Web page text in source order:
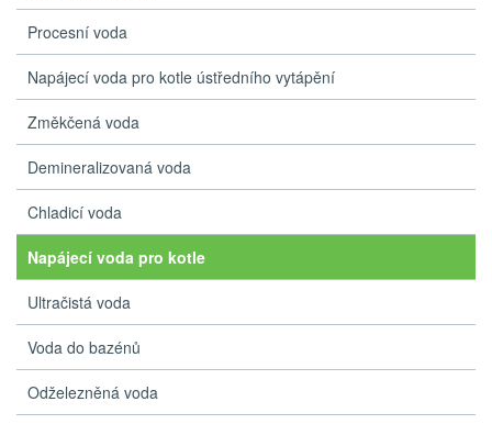
Procesní voda
Napájecí voda pro kotle ústředního vytápění
Změkčená voda
Demineralizovaná voda
Chladicí voda
Napájecí voda pro kotle
Ultračistá voda
Voda do bazénů
Odželezněná voda